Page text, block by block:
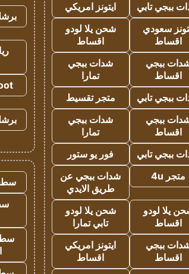
ببجي تابي
ايتونز امريكي
سعودي
اقساط
شحن يلا لودو
اقساط
ببجي
اقساط
شدات ببجي
تمارا
ببجي تابي
متجر تقسيط
ببجي
اقساط
شدات ببجي
تمارا
ببجي تابي
فور يو ستور
متجر 4u
شدات ببجي عن
طريق الايدي
يلا لودو
اقساط
شحن يلا لودو
تابي تمارا
ببجي
اقساط
ايتونز امريكي
اقساط